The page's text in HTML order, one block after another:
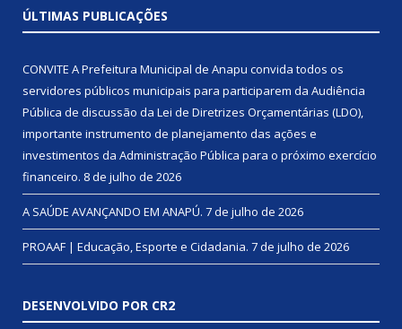
ÚLTIMAS PUBLICAÇÕES
CONVITE A Prefeitura Municipal de Anapu convida todos os
servidores públicos municipais para participarem da Audiência
Pública de discussão da Lei de Diretrizes Orçamentárias (LDO),
importante instrumento de planejamento das ações e
investimentos da Administração Pública para o próximo exercício
financeiro. 8 de julho de 2026
A SAÚDE AVANÇANDO EM ANAPÚ. 7 de julho de 2026
PROAAF | Educação, Esporte e Cidadania. 7 de julho de 2026
DESENVOLVIDO POR CR2